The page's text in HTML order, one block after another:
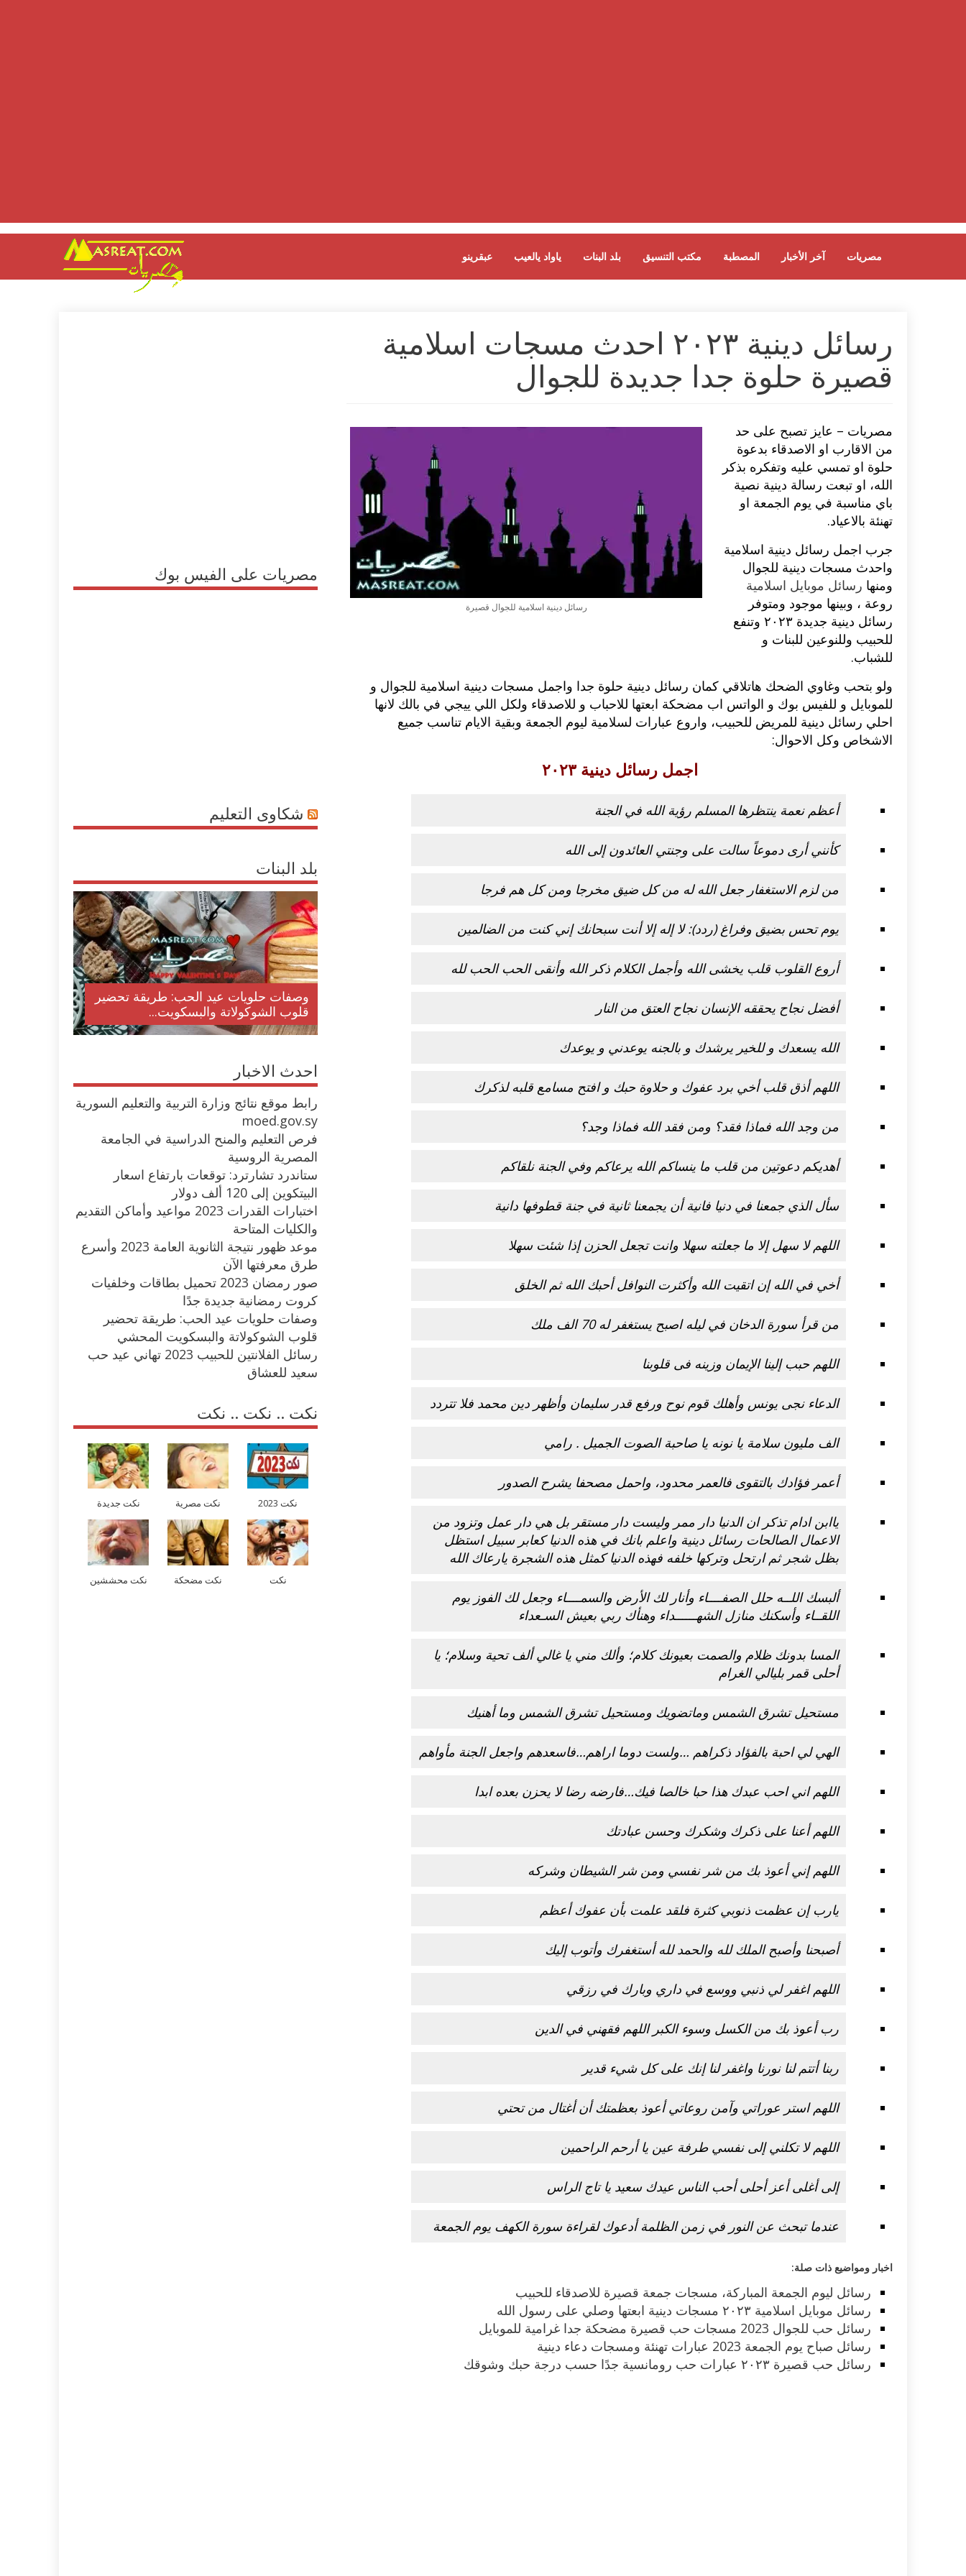
عبقرينو ياواد يالعيب بلد البنات مكتب التنسيق المصطبة آخر الأخبار مصريات
رسائل دينية ٢٠٢۳ احدث مسجات اسلامية
قصيرة حلوة جدا جديدة للجوال
رسائل دينية اسلامية للجوال قصيرة
مصريات – عايز تصبح على حد
من الاقارب او الاصدقاء بدعوة
حلوة او تمسي عليه وتفكره بذكر
الله، او تبعت رسالة دينية نصية
باي مناسبة في يوم الجمعة او
تهنئة بالاعياد.
جرب اجمل رسائل دينية اسلامية
واحدث مسجات دينية للجوال
ومنها رسائل موبايل اسلامية
روعة ، وبينها موجود ومتوفر
رسائل دينية جديدة ٢٠٢۳ وتنفع
للحبيب وللنوعين للبنات و
للشباب.
ولو بتحب وغاوي الضحك هاتلاقي كمان رسائل دينية حلوة جدا واجمل مسجات دينية اسلامية للجوال و
للموبايل و للفيس بوك و الواتس اب مضحكة ابعتها للاحباب و للاصدقاء ولكل اللي ييجي في بالك لانها
احلي رسائل دينية للمريض للحبيب، واروع عبارات لسلامية ليوم الجمعة وبقية الايام تناسب جميع
الاشخاص وكل الاحوال:
اجمل رسائل دينية ٢٠٢۳
أعظم نعمة ينتظرها المسلم رؤية الله في الجنة
كأنني أرى دموعاً سالت على وجنتي العائدون إلى الله
من لزم الاستغفار جعل الله له من كل ضيق مخرجا ومن كل هم فرجا
يوم تحس بضيق وفراغ (ردد): لا إله إلا أنت سبحانك إني كنت من الضالمين
أروع القلوب قلب يخشى الله وأجمل الكلام ذكر الله وأنقى الحب الحب لله
أفضل نجاح يحققه الإنسان نجاح العتق من النار
الله يسعدك و للخير يرشدك و بالجنه يوعدني و يوعدك
اللهم أذق قلب أخي برد عفوك و حلاوة حبك و افتح مسامع قلبه لذكرك
من وجد الله فماذا فقد؟ ومن فقد الله فماذا وجد؟
أهديكم دعوتين من قلب ما ينساكم الله يرعاكم وفي الجنة نلقاكم
سأل الذي جمعنا في دنيا فانية أن يجمعنا ثانية في جنة قطوفها دانية
اللهم لا سهل إلا ما جعلته سهلا وانت تجعل الحزن إذا شئت سهلا
أخي في الله إن اتقيت الله وأكثرت النوافل أحبك الله ثم الخلق
من قرأ سورة الدخان في ليله اصبح يستغفر له 70 الف ملك
اللهم حبب إلينا الإيمان وزينه فى قلوبنا
الدعاء نجى يونس وأهلك قوم نوح ورفع قدر سليمان وأظهر دين محمد فلا تتردد
الف مليون سلامة يا نونه يا صاحبة الصوت الجميل . رامي
أعمر فؤادك بالتقوى فالعمر محدود، واحمل مصحفا يشرح الصدور
ياابن ادام تذكر ان الدنيا دار ممر وليست دار مستقر بل هي دار عمل وتزود من
الاعمال الصالحات رسائل دينية واعلم بانك في هذه الدنيا كعابر سبيل استظل
بظل شجر ثم ارتحل وتركها خلفه فهذه الدنيا كمثل هذه الشجرة يارعاك الله
ألبسك اللــه حلل الصفــــاء وأنار لك الأرض والسمــــاء وجعل لك الفوز يوم
اللقــاء وأسكنك منازل الشهــــــداء وهنأك ربي بعيش السـعداء
المسا بدونك ظلام والصمت بعيونك كلام؛ وألك مني يا غالي ألف تحية وسلام؛ يا
أحلى قمر بليالي الغرام
مستحيل تشرق الشمس وماتضويك ومستحيل تشرق الشمس وما أهنيك
الهي لي احبة بالفؤاد ذكراهم …ولست دوما اراهم…فاسعدهم واجعل الجنة مأواهم
اللهم اني احب عبدك هذا حبا خالصا فيك…فارضه رضا لا يحزن بعده ابدا
اللهم أعنا على ذكرك وشكرك وحسن عبادتك
اللهم إني أعوذ بك من شر نفسي ومن شر الشيطان وشركه
يارب إن عظمت ذنوبي كثرة فلقد علمت بأن عفوك أعظم
أصبحنا وأصبح الملك لله والحمد لله أستغفرك وأتوب إليك
اللهم اغفر لي ذنبي ووسع في داري وبارك في رزقي
رب أعوذ بك من الكسل وسوء الكبر اللهم فقهني في الدين
ربنا أتتم لنا نورنا واغفر لنا إنك على كل شيء قدير
اللهم استر عوراتي وآمن روعاتي أعوذ بعظمتك أن أغتال من تحتي
اللهم لا تكلني إلى نفسي طرفة عين يا أرحم الراحمين
إلى أغلى أعز أحلى أحب الناس عيدك سعيد يا تاج الراس
عندما تبحث عن النور في زمن الظلمة أدعوك لقراءة سورة الكهف يوم الجمعة
اخبار ومواضيع ذات صلة:
رسائل ليوم الجمعة المباركة، مسجات جمعة قصيرة للاصدقاء للحبيب
رسائل موبايل اسلامية ٢٠٢۳ مسجات دينية ابعتها وصلي على رسول الله
رسائل حب للجوال 2023 مسجات حب قصيرة مضحكة جدا غرامية للموبايل
رسائل صباح يوم الجمعة 2023 عبارات تهنئة ومسجات دعاء دينية
رسائل حب قصيرة ٢٠٢۳ عبارات حب رومانسية جدًا حسب درجة حبك وشوقك
مصريات على الفيس بوك
شكاوى التعليم
بلد البنات
وصفات حلويات عيد الحب: طريقة تحضير
قلوب الشوكولاتة والبسكويت...
وصفات بالفيديو والصور...
احدث الاخبار
رابط موقع نتائج وزارة التربية والتعليم السورية
moed.gov.sy
فرص التعليم والمنح الدراسية في الجامعة
المصرية الروسية
ستاندرد تشارترد: توقعات بارتفاع اسعار
البيتكوين إلى 120 ألف دولار
اختبارات القدرات 2023 مواعيد وأماكن التقديم
والكليات المتاحة
موعد ظهور نتيجة الثانوية العامة 2023 وأسرع
طرق معرفتها الآن
صور رمضان 2023 تحميل بطاقات وخلفيات
كروت رمضانية جديدة جدًا
وصفات حلويات عيد الحب: طريقة تحضير
قلوب الشوكولاتة والبسكويت المحشي
رسائل الفلانتين للحبيب 2023 تهاني عيد حب
سعيد للعشاق
نكت .. نكت .. نكت
نكت 2023 نكت مصرية نكت جديدة
نكت نكت مضحكة نكت محششين